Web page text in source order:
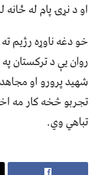
او د نړۍ پام له
خو دغه ناوړه رژیم
روان یې د ترکستان
شهید پرورو او
تجربو څخه کار مه
تباهي وي.